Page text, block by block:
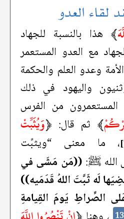
لقاء العدو
﴾ هذا بالنسبة للجهاد
مع العدو المستعمر
وعدو العلم والحكمة
واليهود في ذلك
من الفرس
﴾ ثم قال: ﴿وَيُثَبِّتْ
، ما معنى “ويثبِّت
الله ﷺ: ((مَن مَشَى في
لَه ثَبَّتَ اللهُ قَدَمَيه))
الصِّراطِ يَومَ القِيامةِ
13